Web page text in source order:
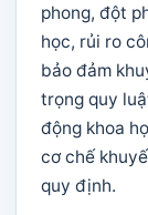
phong, đột
học, rủi ro
bảo đảm
trọng quy
động khoa
cơ chế
quy định.